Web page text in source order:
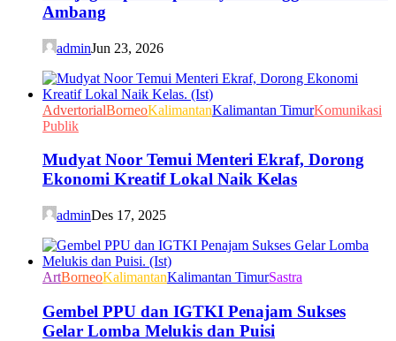
Ambang
adminJun 23, 2026
AdvertorialBorneoKalimantanKalimantan TimurKomunikasi
Publik
Mudyat Noor Temui Menteri Ekraf, Dorong
Ekonomi Kreatif Lokal Naik Kelas
adminDes 17, 2025
ArtBorneoKalimantanKalimantan TimurSastra
Gembel PPU dan IGTKI Penajam Sukses
Gelar Lomba Melukis dan Puisi